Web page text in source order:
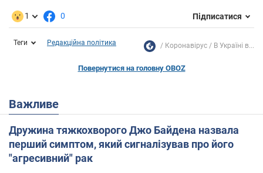
1 0 Підписатися
Теги Редакційна політика Коронавірус В Україні в...
Повернутися на головну OBOZ
Важливе
Дружина тяжкохворого Джо Байдена назвала
перший симптом, який сигналізував про його
"агресивний" рак